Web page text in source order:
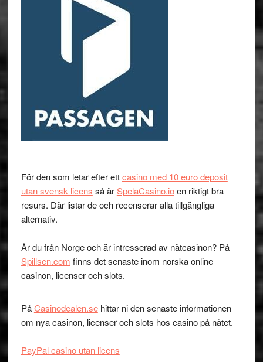
För den som letar efter ettcasino med 10 euro deposit
utan svensk licens så ärSpelaCasino.ioen riktigt bra
resurs. Där listar de och recenserar alla tillgängliga
alternativ.
Är du från Norge och är intresserad av nätcasinon? På
Spillsen.com finns det senaste inom norska online
casinon, licenser och slots.
PåCasinodealen.sehittar ni den senaste informationen
om nya casinon, licenser och slots hos casino på nätet.
PayPal casino utan licens